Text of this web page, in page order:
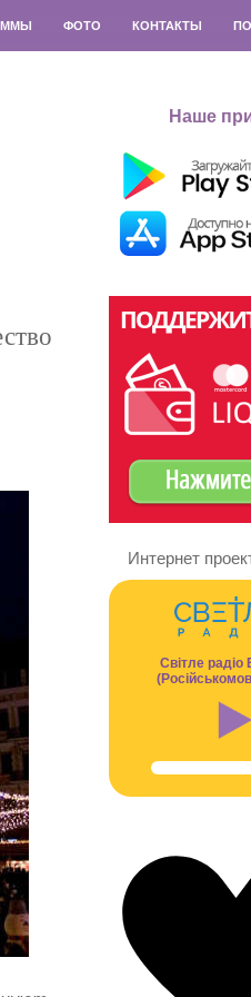
ФОТО КОНТАКТЫ
Наше
Интернет
Світле радіо